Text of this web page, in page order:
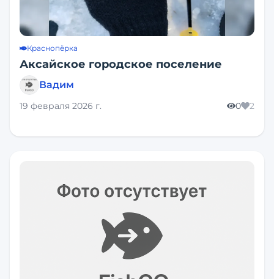
Краснопёрка
Аксайское городское поселение
Вадим
19 февраля 2026 г. 0 2